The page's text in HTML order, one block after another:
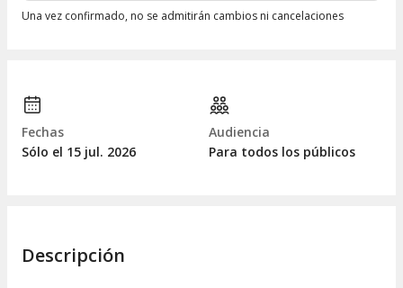
Una vez confirmado, no se admitirán cambios ni cancelaciones
Fechas
Sólo el 15 jul. 2026
Audiencia
Para todos los públicos
Descripción